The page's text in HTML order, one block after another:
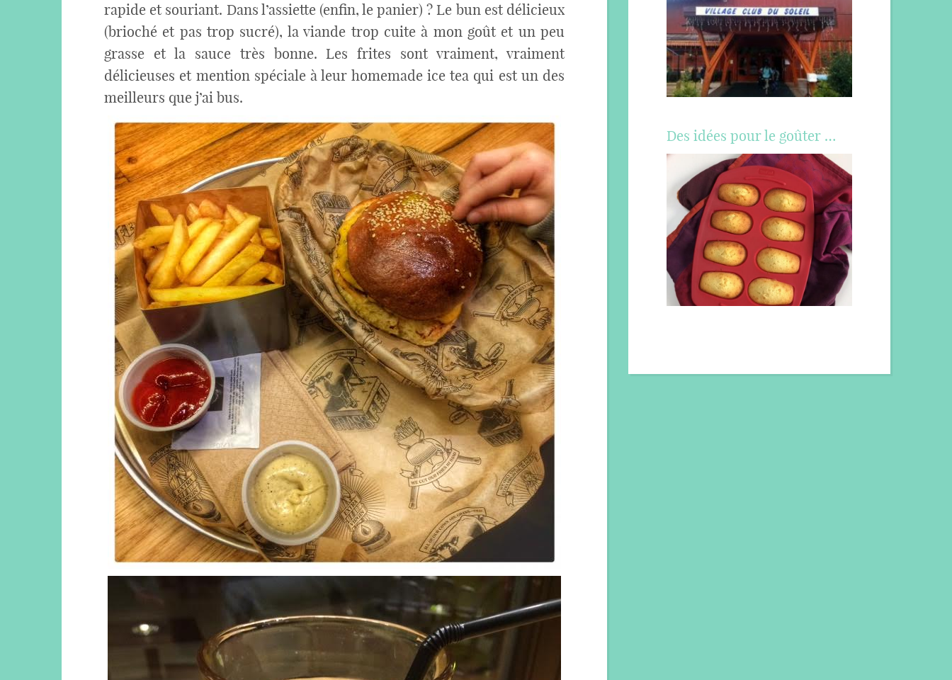
rapide et souriant. Dans l’assiette (enfin, le panier) ? Le bun est délicieux
(brioché et pas trop sucré), la viande trop cuite à mon goût et un peu
grasse et la sauce très bonne. Les frites sont vraiment, vraiment
délicieuses et mention spéciale à leur homemade ice tea qui est un des
meilleurs que j’ai bus.
Des idées pour le goûter …